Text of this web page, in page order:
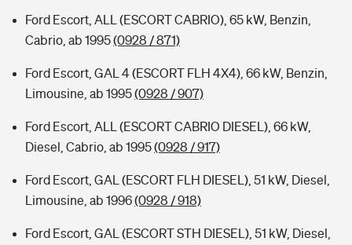
Ford Escort, ALL (ESCORT CABRIO), 65 kW, Benzin,
Cabrio, ab 1995(0928 / 871)
Ford Escort, GAL 4 (ESCORT FLH 4X4), 66 kW, Benzin,
Limousine, ab 1995(0928 / 907)
Ford Escort, ALL (ESCORT CABRIO DIESEL), 66 kW,
Diesel, Cabrio, ab 1995(0928 / 917)
Ford Escort, GAL (ESCORT FLH DIESEL), 51 kW, Diesel,
Limousine, ab 1996(0928 / 918)
Ford Escort, GAL (ESCORT STH DIESEL), 51 kW, Diesel,